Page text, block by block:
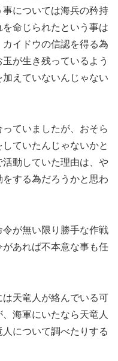
については海兵の矜持
命じられたという事は
イドウの信認を得る為
が生き残っているよう
えていないんじゃない
ていましたが、おそら
ていたんじゃないかと
動していた理由は、や
する為だろうかと思わ
が無い限り勝手な作戦
あれば不本意な事も任
は天竜人が絡んでいる可
海軍にいたなら天竜人
について調べたりする